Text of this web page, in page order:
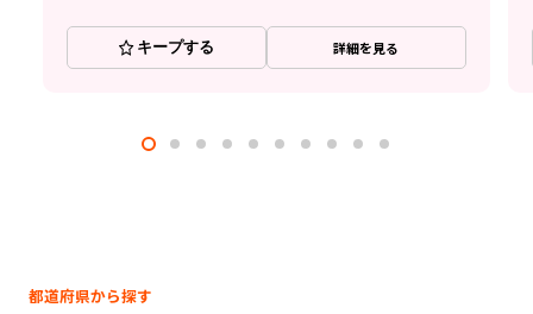
キープする 詳細を見る
都道府県から探す